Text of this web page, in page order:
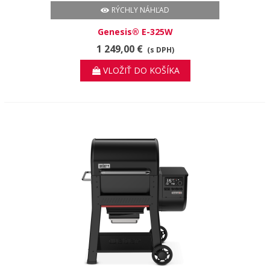
RÝCHLY NÁHĽAD
Genesis® E-325W
1 249,00 € (s DPH)
VLOŽIŤ DO KOŠÍKA